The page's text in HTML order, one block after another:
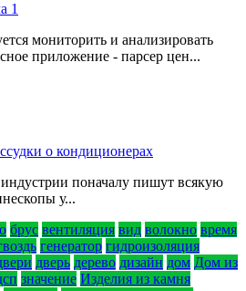
1
мониторить и анализировать
приложение - парсер цен...
о кондиционерах
поначалу пишут всякую
у...
брус вентиляция вид волокно время
генератор гидроизоляция
дверь дерево дизайн дом Дом из
значение Изделия из камня